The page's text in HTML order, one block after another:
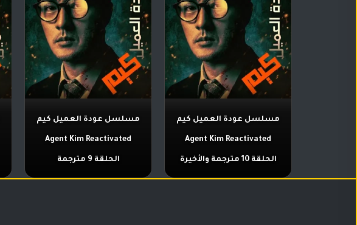
مسلسل عودة العميل كيم
Agent Kim Reactivated
الحلقة 10 مترجمة والأخيرة
مسلسل عودة العميل كيم
Agent Kim Reactivated
الحلقة 9 مترجمة